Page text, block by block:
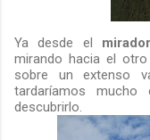
Ya desde el mirador
mirando hacia el
sobre un extenso
tardaríamos mucho
descubrirlo.